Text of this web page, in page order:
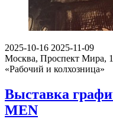
2025-10-16 2025-11-09
Москва, Проспект Мира,
«Рабочий и колхозница»
Выставка
MEN